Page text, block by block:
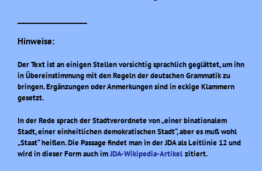
Hinweise:
Der Text ist an einigen Stellen vorsichtig sprachlich geglättet, um ihn
in Übereinstimmung mit den Regeln der deutschen Grammatik zu
bringen. Ergänzungen oder Anmerkungen sind in eckige Klammern
gesetzt.
In der Redesprach der Stadtverordnete von„einer binationalem
Stadt, einer einheitlichen demokratischen Stadt“, aber es muß wohl
„Staat“ heißen.Die Passage findet man in der JDA als Leitlinie 12 und
wird in dieser Form auch imJDA-Wikipedia-Artikel zitiert.